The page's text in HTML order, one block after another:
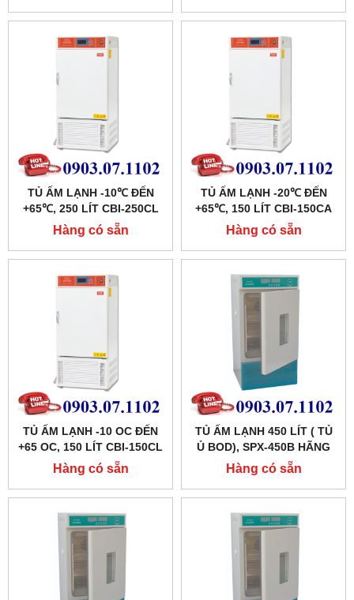
TỦ ẤM LẠNH -10℃ ĐẾN
+65℃, 250 LÍT CBI-250CL
HÃNG TAISITE
Hàng có sẵn
TỦ ẤM LẠNH -20℃ ĐẾN
+65℃, 150 LÍT CBI-150CA
HÃNG TAISITE
Hàng có sẵn
TỦ ẤM LẠNH -10 OC ĐẾN
+65 OC, 150 LÍT CBI-150CL
HÃNG TAISITELAB
Hàng có sẵn
TỦ ẤM LẠNH 450 LÍT ( TỦ
Ủ BOD), SPX-450B HÃNG
XINGCHEN SHKT
Hàng có sẵn